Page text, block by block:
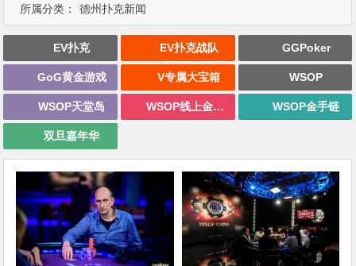
所属分类： 德州扑克新闻
EV扑克 EV扑克战队 GGPoker
GoG黄金游戏 V专属大宝箱 WSOP
WSOP天堂岛 WSOP线上金手链 WSOP金手链
双旦嘉年华